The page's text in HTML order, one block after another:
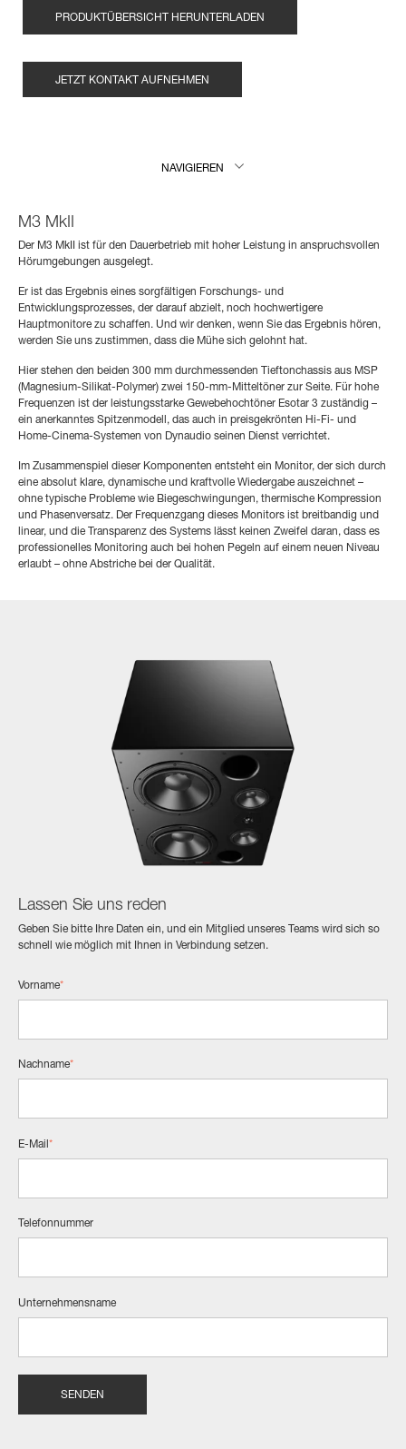
PRODUKTÜBERSICHT HERUNTERLADEN
JETZT KONTAKT AUFNEHMEN
NAVIGIEREN
M3 MkII
Der M3 MkII ist für den Dauerbetrieb mit hoher Leistung in anspruchsvollen
Hörumgebungen ausgelegt.
Er ist das Ergebnis eines sorgfältigen Forschungs- und
Entwicklungsprozesses, der darauf abzielt, noch hochwertigere
Hauptmonitore zu schaffen. Und wir denken, wenn Sie das Ergebnis hören,
werden Sie uns zustimmen, dass die Mühe sich gelohnt hat.
Hier stehen den beiden 300 mm durchmessenden Tieftonchassis aus MSP
(Magnesium-Silikat-Polymer) zwei 150-mm-Mitteltöner zur Seite. Für hohe
Frequenzen ist der leistungsstarke Gewebehochtöner Esotar 3 zuständig –
ein anerkanntes Spitzenmodell, das auch in preisgekrönten Hi-Fi- und
Home-Cinema-Systemen von Dynaudio seinen Dienst verrichtet.
Im Zusammenspiel dieser Komponenten entsteht ein Monitor, der sich durch
eine absolut klare, dynamische und kraftvolle Wiedergabe auszeichnet –
ohne typische Probleme wie Biegeschwingungen, thermische Kompression
und Phasenversatz. Der Frequenzgang dieses Monitors ist breitbandig und
linear, und die Transparenz des Systems lässt keinen Zweifel daran, dass es
professionelles Monitoring auch bei hohen Pegeln auf einem neuen Niveau
erlaubt – ohne Abstriche bei der Qualität.
Lassen Sie uns reden
Geben Sie bitte Ihre Daten ein, und ein Mitglied unseres Teams wird sich so
schnell wie möglich mit Ihnen in Verbindung setzen.
Vorname*
Nachname*
E-Mail *
Telefonnummer
Unternehmensname